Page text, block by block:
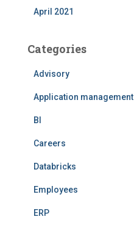
April 2021
Categories
Advisory
Application management
BI
Careers
Databricks
Employees
ERP